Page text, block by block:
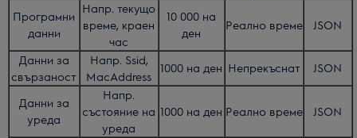
Програмни
данни
Напр. текущо
време, краен
час
10 000 на
ден
Реално време JSON
Данни за
свързаност
Напр. Ssid,
MacAddress
1000 на ден Непрекъснат JSON
Данни за
уреда
Напр.
състояние на
уреда
1000 на ден Реално време JSON